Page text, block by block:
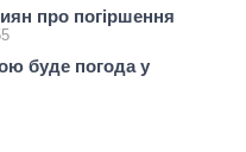
про погіршення
буде погода у